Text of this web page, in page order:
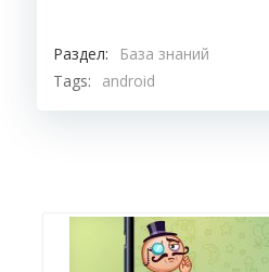
Раздел:
База знаний
Tags:
android